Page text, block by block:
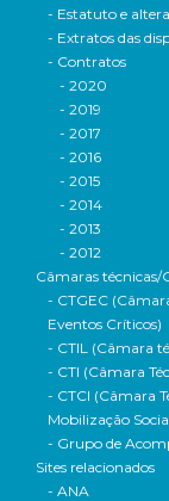
- Estatuto e
- Extratos das
- Contratos
- 2020
- 2019
- 2017
- 2016
- 2015
- 2014
- 2013
- 2012
Câmaras técnicas/
- CTGEC
Eventos Críticos)
- CTIL (Câmara
- CTI (Câmara
- CTCI (Câmara
Mobilização
- Grupo de
Sites relacionados
- ANA